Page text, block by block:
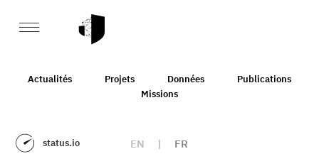
Actualités Projets Données
Publications
Missions
status.io EN | FR